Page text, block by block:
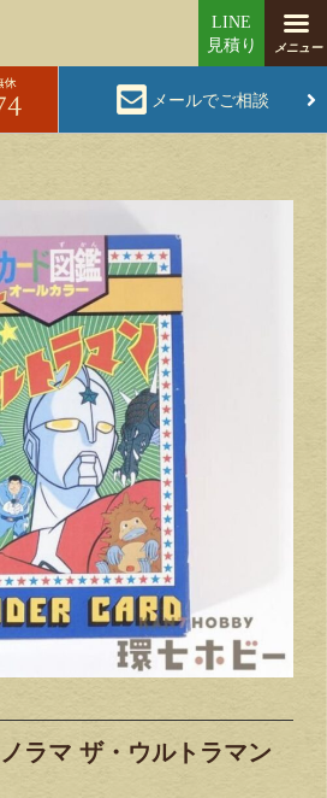
メールでご相談
ラマ ザ・ウルトラマン